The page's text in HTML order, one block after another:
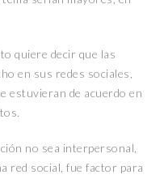
quiere decir que las
en sus redes sociales,
estuvieran de acuerdo en
no sea interpersonal,
red social, fue factor para